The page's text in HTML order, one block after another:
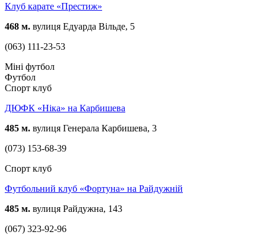
Клуб карате «Престиж»
468 м. вулиця Едуарда Вільде, 5
(063) 111-23-53
Міні футбол
Футбол
Спорт клуб
ДЮФК «Ніка» на Карбишева
485 м. вулиця Генерала Карбишева, 3
(073) 153-68-39
Спорт клуб
Футбольний клуб «Фортуна» на Райдужній
485 м. вулиця Райдужна, 143
(067) 323-92-96